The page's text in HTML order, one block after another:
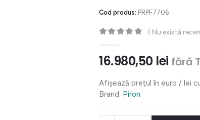
Cod produs: PRPF7706
( Nu există
16.980,50 lei fără
Afișează prețul în euro / lei
Brand: Piron